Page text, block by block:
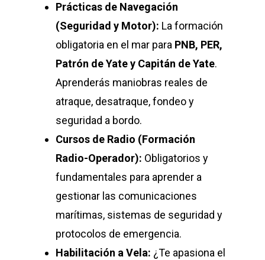
Prácticas de Navegación
(Seguridad y Motor): La formación
obligatoria en el mar para PNB, PER,
Patrón de Yate y Capitán de Yate.
Aprenderás maniobras reales de
atraque, desatraque, fondeo y
seguridad a bordo.
Cursos de Radio (Formación
Radio-Operador): Obligatorios y
fundamentales para aprender a
gestionar las comunicaciones
marítimas, sistemas de seguridad y
protocolos de emergencia.
Habilitación a Vela: ¿Te apasiona el